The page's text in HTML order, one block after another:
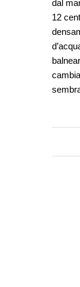
dal
12